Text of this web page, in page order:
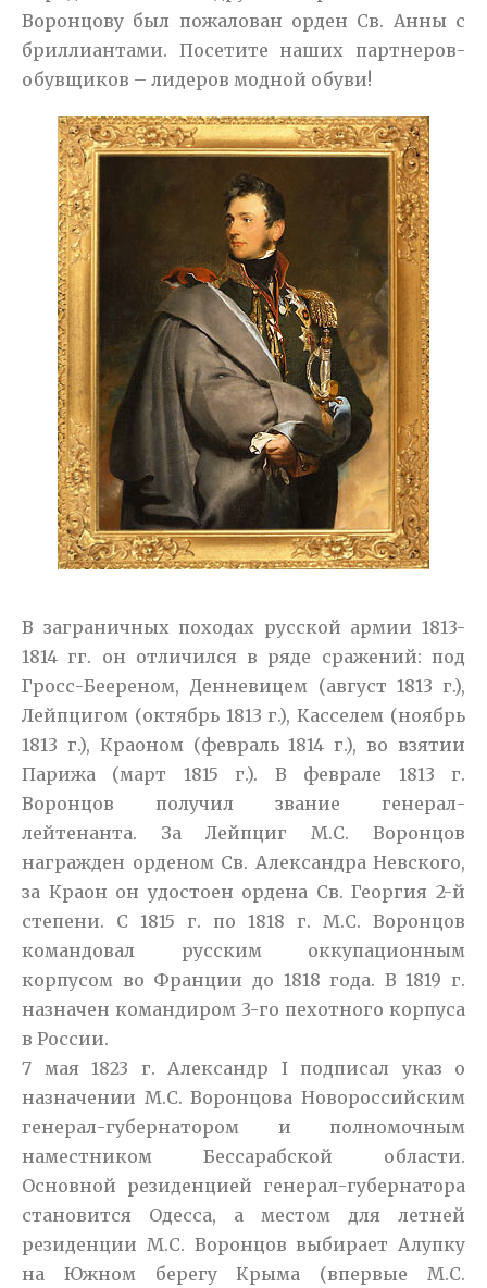
Воронцову был пожалован орден Св. Анны с
бриллиантами. Посетите наших партнеров-
обувщиков – лидеров модной обуви!
В заграничных походах русской армии 1813-
1814 гг. он отличился в ряде сражений: под
Гросс-Беереном, Денневицем (август 1813 г.),
Лейпцигом (октябрь 1813 г.), Касселем (ноябрь
1813 г.), Краоном (февраль 1814 г.), во взятии
Парижа (март 1815 г.). В феврале 1813 г.
Воронцов получил звание генерал-
лейтенанта. За Лейпциг М.С. Воронцов
награжден орденом Св. Александра Невского,
за Краон он удостоен ордена Св. Георгия 2-й
степени. С 1815 г. по 1818 г. М.С. Воронцов
командовал русским оккупационным
корпусом во Франции до 1818 года. В 1819 г.
назначен командиром 3-го пехотного корпуса
в России.
7 мая 1823 г. Александр I подписал указ о
назначении М.С. Воронцова Новороссийским
генерал-губернатором и полномочным
наместником Бессарабской области.
Основной резиденцией генерал-губернатора
становится Одесса, а местом для летней
резиденции М.С. Воронцов выбирает Алупку
на Южном берегу Крыма (впервые М.С.